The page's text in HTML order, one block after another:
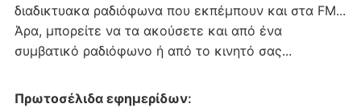
διαδικτυακα ραδιόφωνα που εκπέμπουν και στα FM...
Άρα, μπορείτε να τα ακούσετε και από ένα
συμβατικό ραδιόφωνο ή από το κινητό σας...
Πρωτοσέλιδα εφημερίδων: